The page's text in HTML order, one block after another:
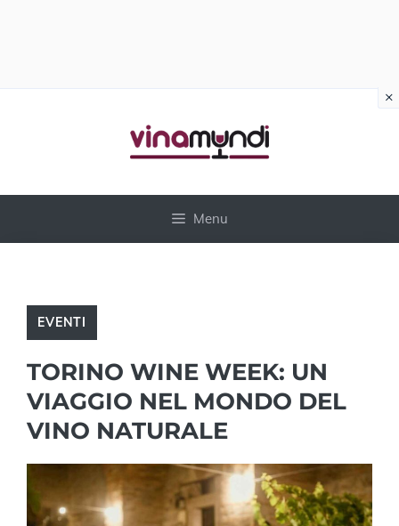
Menu
EVENTI
TORINO WINE WEEK: UN
VIAGGIO NEL MONDO DEL
VINO NATURALE
×